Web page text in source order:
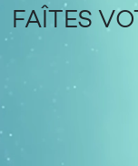
FAÎTES